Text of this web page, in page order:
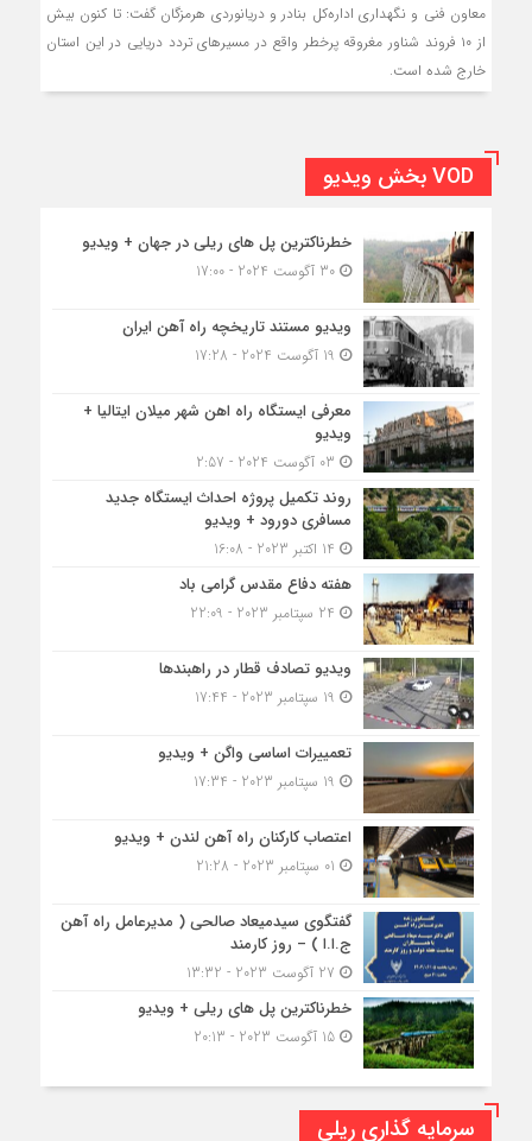
معاون فنی و نگهداری اداره‌کل بنادر و دریانوردی هرمزگان گفت: تا کنون بیش
از ۱۰ فروند شناور مغروقه پرخطر واقع در مسیرهای تردد دریایی در این استان
خارج شده است.
VOD بخش ویدیو
خطرناکترین پل های ریلی در جهان + ویدیو
30 آگوست 2024 - 17:00
ویدیو مستند تاریخچه راه آهن ایران
معرفی ایستگاه راه اهن شهر میلان ایتالیا +
ویدیو
روند تکمیل پروژه احداث ایستگاه جدید
مسافری دورود + ویدیو
هفته دفاع مقدس گرامی باد
ویدیو تصادف قطار در راهبندها
تعمییرات اساسی واگن + ویدیو
اعتصاب کارکنان راه آهن لندن + ویدیو
گفتگوی سیدمیعاد صالحی ( مدیرعامل راه آهن
ج.ا.ا ) – روز کارمند
خطرناکترین پل های ریلی + ویدیو
15 آگوست 2023 - 20:13
سرمایه گذاری ریلی